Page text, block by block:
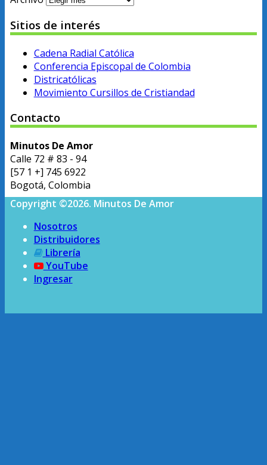
Sitios de interés
Cadena Radial Católica
Conferencia Episcopal de Colombia
Districatólicas
Movimiento Cursillos de Cristiandad
Contacto
Minutos De Amor
Calle 72 # 83 - 94
[57 1 +] 745 6922
Bogotá, Colombia
Copyright ©2026. Minutos De Amor
Nosotros
Distribuidores
Librería
YouTube
Ingresar